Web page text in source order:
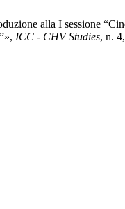
alla I sessione
ICC - CHV Studies, n.